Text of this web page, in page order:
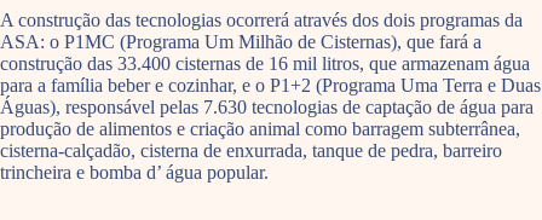
A construção das tecnologias ocorrerá através dos dois programas da
ASA: o P1MC (Programa Um Milhão de Cisternas), que fará a
construção das 33.400 cisternas de 16 mil litros, que armazenam água
para a família beber e cozinhar, e o P1+2 (Programa Uma Terra e Duas
Águas), responsável pelas 7.630 tecnologias de captação de água para
produção de alimentos e criação animal como barragem subterrânea,
cisterna-calçadão, cisterna de enxurrada, tanque de pedra, barreiro
trincheira e bomba d’ água popular.